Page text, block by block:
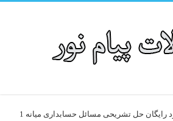
دانلود رایگان حل تشریحی مسائل حسابداری میانه 1